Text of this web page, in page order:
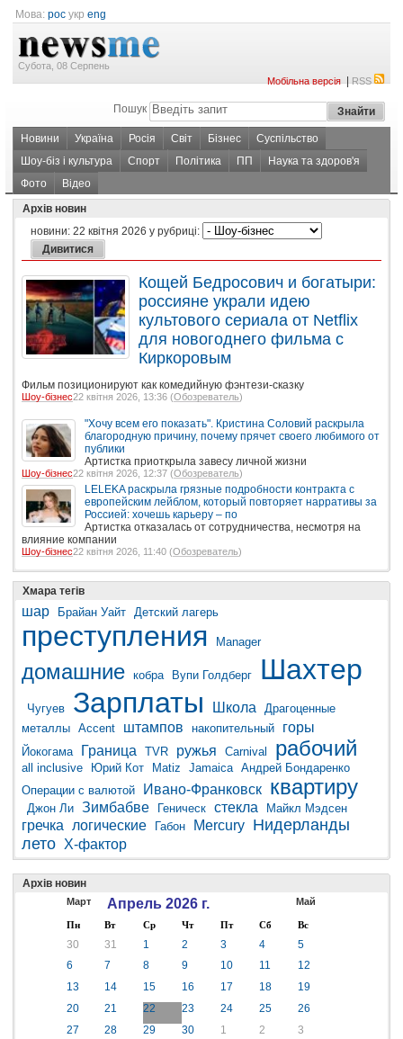
Мова: рос укр eng
Субота, 08 Серпень
Мобільна версія|RSS
Пошук
Новини Україна Росія Світ Бізнес
Суспільство
Шоу-біз і культура
Спорт Політика ПП
Наука та здоров'я
Фото
Відео
Архів новин
новини: 22 квітня 2026 у рубриці:
Кощей Бедросович и богатыри:
россияне украли идею
культового сериала от Netflix
для новогоднего фильма с
Киркоровым
Фильм позиционируют как комедийную фэнтези-сказку
Шоу-бізнес22 квітня 2026, 13:36 (Обозреватель)
"Хочу всем его показать". Кристина Соловий раскрыла
благородную причину, почему прячет своего любимого от
публики
Артистка приоткрыла завесу личной жизни
Шоу-бізнес22 квітня 2026, 12:37 (Обозреватель)
LELEKA раскрыла грязные подробности контракта с
европейским лейблом, который повторяет нарративы за
Россией: хочешь карьеру – по
Артистка отказалась от сотрудничества, несмотря на
влияние компании
Шоу-бізнес22 квітня 2026, 11:40 (Обозреватель)
Хмара тегів
шар Брайан Уайт Детский лагерь
преступления Manager
домашние кобра Вупи Голдберг Шахтер
Чугуев Зарплаты Школа
Драгоценные
металлы Accent штампов накопительный горы
Йокогама Граница TVR ружья Carnival рабочий
all inclusive Юрий Кот Matiz Jamaica Андрей Бондаренко
Операции с валютой
Ивано-Франковск квартиру
Джон Ли Зимбабве Геническ стекла Майкл Мэдсен
гречка логические Габон Mercury Нидерланды
лето Х-фактор
Архів новин
Март Апрель 2026 г. Май
Пн Вт Ср Чт Пт Сб Вс
30 31 1 2 3 4
5
6
7 8 9 10 11
12
13
14 15 16 17 18
19
20
21 22 23 24 25
26
27
28 29 30 1 2
3